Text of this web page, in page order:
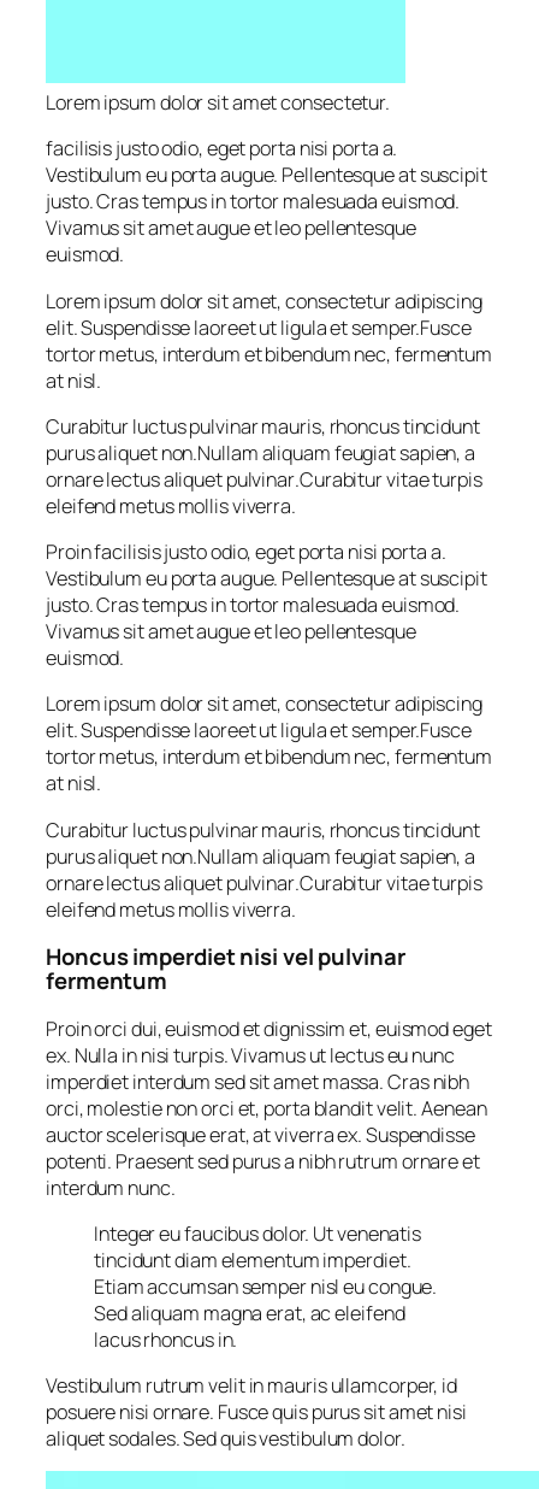
Lorem ipsum dolor sit amet consectetur.
facilisis justo odio, eget porta nisi porta a.
Vestibulum eu porta augue. Pellentesque at suscipit
justo. Cras tempus in tortor malesuada euismod.
Vivamus sit amet augue et leo pellentesque
euismod.
Lorem ipsum dolor sit amet, consectetur adipiscing
elit. Suspendisse laoreet ut ligula et semper.Fusce
tortor metus, interdum et bibendum nec, fermentum
at nisl.
Curabitur luctus pulvinar mauris, rhoncus tincidunt
purus aliquet non.Nullam aliquam feugiat sapien, a
ornare lectus aliquet pulvinar.Curabitur vitae turpis
eleifend metus mollis viverra.
Proin facilisis justo odio, eget porta nisi porta a.
Vestibulum eu porta augue. Pellentesque at suscipit
justo. Cras tempus in tortor malesuada euismod.
Vivamus sit amet augue et leo pellentesque
euismod.
Lorem ipsum dolor sit amet, consectetur adipiscing
elit. Suspendisse laoreet ut ligula et semper.Fusce
tortor metus, interdum et bibendum nec, fermentum
at nisl.
Curabitur luctus pulvinar mauris, rhoncus tincidunt
purus aliquet non.Nullam aliquam feugiat sapien, a
ornare lectus aliquet pulvinar.Curabitur vitae turpis
eleifend metus mollis viverra.
Honcus imperdiet nisi vel pulvinar
fermentum
Proin orci dui, euismod et dignissim et, euismod eget
ex. Nulla in nisi turpis. Vivamus ut lectus eu nunc
imperdiet interdum sed sit amet massa. Cras nibh
orci, molestie non orci et, porta blandit velit. Aenean
auctor scelerisque erat, at viverra ex. Suspendisse
potenti. Praesent sed purus a nibh rutrum ornare et
interdum nunc.
Integer eu faucibus dolor. Ut venenatis
tincidunt diam elementum imperdiet.
Etiam accumsan semper nisl eu congue.
Sed aliquam magna erat, ac eleifend
lacus rhoncus in.
Vestibulum rutrum velit in mauris ullamcorper, id
posuere nisi ornare. Fusce quis purus sit amet nisi
aliquet sodales. Sed quis vestibulum dolor.